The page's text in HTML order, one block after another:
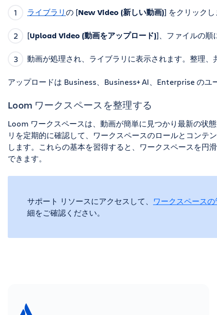
ライブラリの [New Video (新しい動画)] をクリック
[Upload Video (動画をアップロード)]、ファイルの順
動画が処理され、ライブラリに表示されます。整理
アップロードは Business、Business+ AI、Enterprise のユ
Loom ワークスペースを整理する
Loom ワークスペースは、動画が簡単に見つかり最新の状
リを定期的に確認して、ワークスペースのロールとコンテ
します。これらの基本を習得すると、ワークスペースを円
できます。
サポート リソースにアクセスして、 ワークスペース
細をご確認ください。